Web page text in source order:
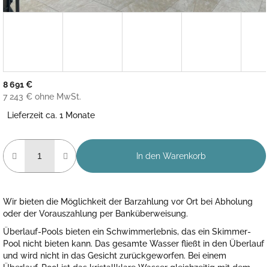
8 691 €
7 243 € ohne MwSt.
Lieferzeit ca. 1 Monate
In den Warenkorb
Wir bieten die Möglichkeit der Barzahlung vor Ort bei Abholung
oder der Vorauszahlung per Banküberweisung.
Überlauf-Pools bieten ein Schwimmerlebnis, das ein Skimmer-
Pool nicht bieten kann. Das gesamte Wasser fließt in den Überlauf
und wird nicht in das Gesicht zurückgeworfen. Bei einem